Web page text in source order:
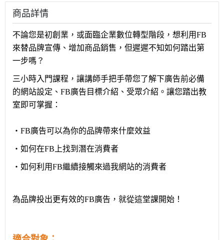
商品詳情
不論您是初創業，或面臨企業數位轉型階段，想利用FB
來替品牌宣傳、增加商品銷售，但遲遲不知如何踏出第
一步嗎？
三小時入門課程，讓講師手把手帶您了解下廣告前必備
的網站設定、FB廣告目標介紹、受眾介紹。讓您踏出教
室即可掌握：
・FB廣告可以為你的品牌帶來什麼效益
・如何在FB上找到潛在消費者
・如何利用FB繼續接觸來過我網站的消費者
為品牌投出更有效的FB廣告，就從這堂課開始！